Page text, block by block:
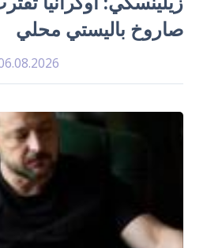
صاروخ باليستي محلي